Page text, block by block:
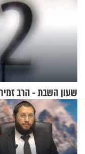
שעון השבת - הרב